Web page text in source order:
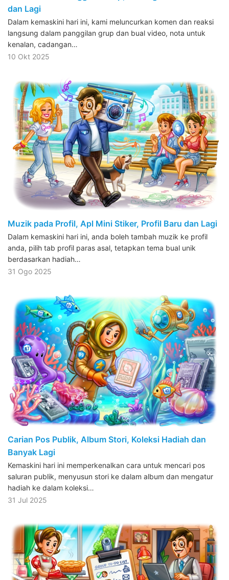
dan Lagi
Dalam kemaskini hari ini, kami meluncurkan komen dan reaksi
langsung dalam panggilan grup dan bual video, nota untuk
kenalan, cadangan…
10 Okt 2025
Muzik pada Profil, Apl Mini Stiker, Profil Baru dan Lagi
Dalam kemaskini hari ini, anda boleh tambah muzik ke profil
anda, pilih tab profil paras asal, tetapkan tema bual unik
berdasarkan hadiah…
31 Ogo 2025
Carian Pos Publik, Album Stori, Koleksi Hadiah dan
Banyak Lagi
Kemaskini hari ini memperkenalkan cara untuk mencari pos
saluran publik, menyusun stori ke dalam album dan mengatur
hadiah ke dalam koleksi…
31 Jul 2025